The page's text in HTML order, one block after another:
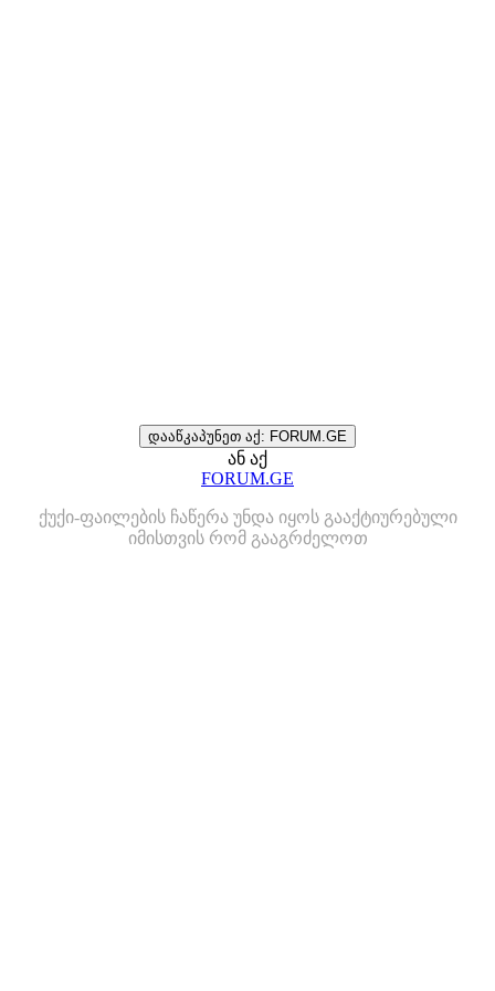
დააწკაპუნეთ აქ: FORUM.GE
ან აქ
FORUM.GE
ქუქი-ფაილების ჩაწერა უნდა იყოს გააქტიურებული
იმისთვის რომ გააგრძელოთ